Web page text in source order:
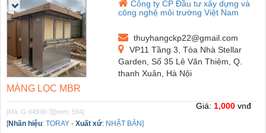
Công ty CP Đầu tư xây dựng và
công nghệ môi trường Việt Nam
thuyhangckp22@gmail.com
VP11 Tầng 3, Tòa Nhà Stellar
Garden, Số 35 Lê Văn Thiêm, Q.
thanh Xuân, Hà Nội
MÀNG LỌC MBR
[Mã: G-64936-3][xem: 554]
[Nhãn hiệu: TORAY - Xuất xứ: NHẬT BẢN]
Giá: 1,000 vnđ